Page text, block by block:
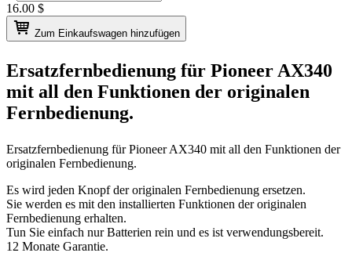
16.00 $
Zum Einkaufswagen hinzufügen
Ersatzfernbedienung für Pioneer AX340
mit all den Funktionen der originalen
Fernbedienung.
Ersatzfernbedienung fürPioneer AX340 mit all den Funktionen der
originalen Fernbedienung.
Es wird jeden Knopf der originalen Fernbedienung ersetzen.
Sie werden es mit den installierten Funktionen der originalen
Fernbedienung erhalten.
Tun Sie einfach nur Batterien rein und es ist verwendungsbereit.
12 Monate Garantie.